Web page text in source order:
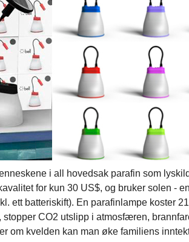
i all hovedsak parafin som
for kun 30 US$, og bruker solen -
ett batteriskift). En parafinlampe koster
CO2 utslipp i atmosfæren,
om kvelden kan man øke familiens